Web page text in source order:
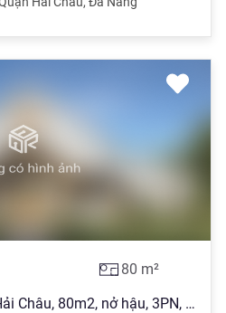
80 m²
Bán nhà Kiệt oto 2 /9, Hải Châu, 80m2, nở hậu, 3PN, giá chỉ nhỉnh 3 tỷ